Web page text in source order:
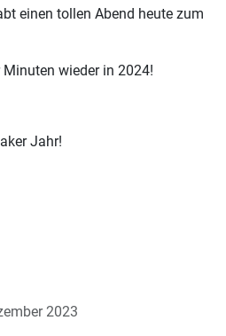
einen tollen Abend heute zum
wieder in 2024!
Jahr!
2023